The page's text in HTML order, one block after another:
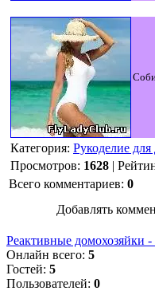
Категория: Рукоделие для
Просмотров: 1628 |
Всего комментариев: 0
Добавлять
Реактивные домохозяйки
Онлайн всего: 5
Гостей: 5
Пользователей: 0